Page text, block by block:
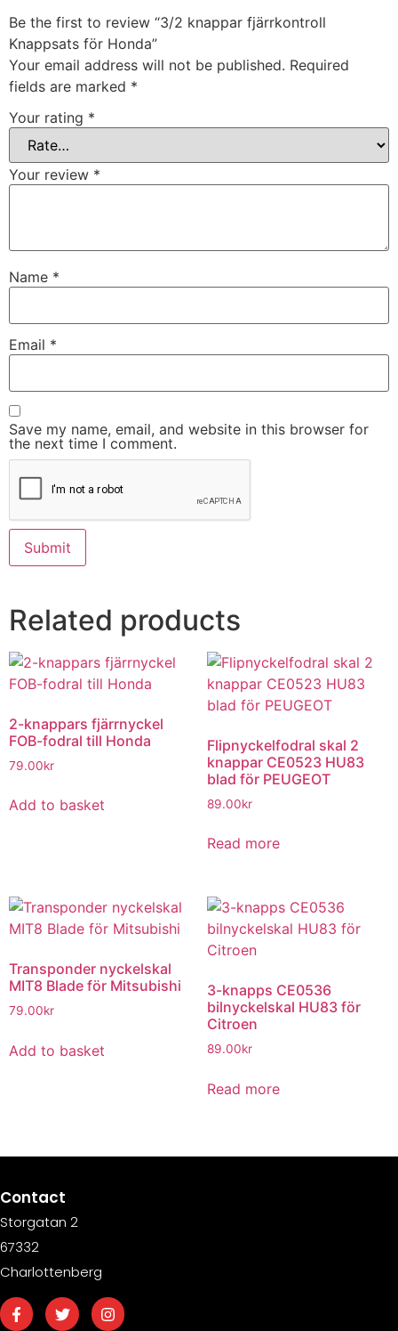
Be the first to review “3/2 knappar fjärrkontroll
Knappsats för Honda”
Your email address will not be published. Required
fields are marked *
Your rating *
Your review *
Name *
Email *
Save my name, email, and website in this browser for
the next time I comment.
Related products
2-knappars fjärrnyckel
FOB-fodral till Honda
79.00kr
Add to basket
Flipnyckelfodral skal 2
knappar CE0523 HU83
blad för PEUGEOT
89.00kr
Read more
Transponder nyckelskal
MIT8 Blade för Mitsubishi
79.00kr
Add to basket
3-knapps CE0536
bilnyckelskal HU83 för
Citroen
89.00kr
Read more
Contact
Storgatan 2
67332
Charlottenberg